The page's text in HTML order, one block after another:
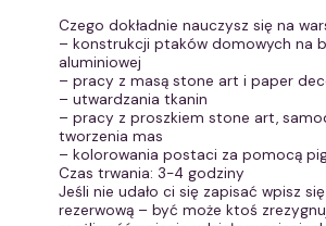
Czego dokładnie nauczysz się na
– konstrukcji ptaków domowych na
aluminiowej
– pracy z masą stone art i paper
– utwardzania tkanin
– pracy z proszkiem stone art,
tworzenia mas
– kolorowania postaci za pomocą
Czas trwania: 3-4 godziny
Jeśli nie udało ci się zapisać wpisz
rezerwową – być może ktoś